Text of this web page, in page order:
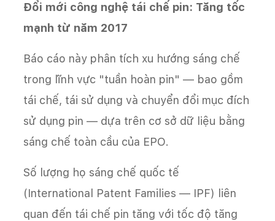
Đổi mới công nghệ tái chế pin: Tăng tốc
mạnh từ năm 2017
Báo cáo này phân tích xu hướng sáng chế
trong lĩnh vực "tuần hoàn pin" — bao gồm
tái chế, tái sử dụng và chuyển đổi mục đích
sử dụng pin — dựa trên cơ sở dữ liệu bằng
sáng chế toàn cầu của EPO.
Số lượng họ sáng chế quốc tế
(International Patent Families — IPF) liên
quan đến tái chế pin tăng với tốc độ tăng